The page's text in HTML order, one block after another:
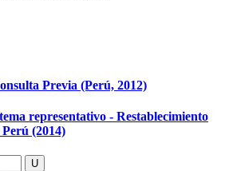
Previa (Perú, 2012)
representativo - Restablecimiento
(2014)